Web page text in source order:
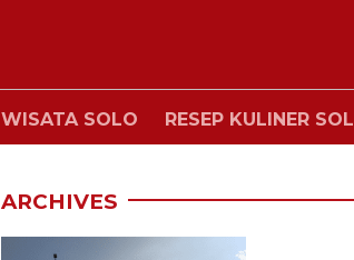
WISATA SOLO RESEP KULINER
ARCHIVES